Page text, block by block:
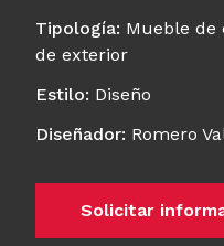
Tipología: Mueble de
de exterior
Estilo: Diseño
Diseñador: Romero
Solicitar